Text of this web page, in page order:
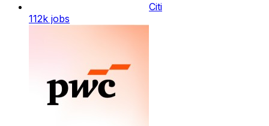
Citi
112k jobs